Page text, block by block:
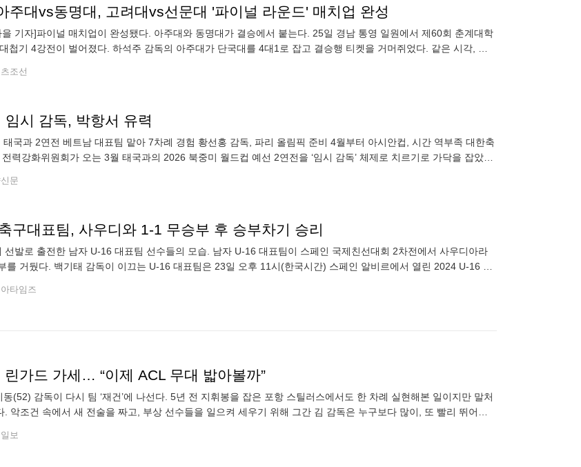
주대vs동명대, 고려대vs선문대 '파이널 라운드' 매치업 완성
기자]파이널 매치업이 완성됐다. 아주대와 동명대가 결승에서 붙는다. 25일 경남 통영 일원에서 제60회 춘계대학
첩기 4강전이 벌어졌다. 하석주 감독의 아주대가 단국대를 4대1로 잡고 결승행 티켓을 거머쥐었다. 같은 시각, 동
조선
임시 감독, 박항서 유력
국과 2연전 베트남 대표팀 맡아 7차례 경험 황선홍 감독, 파리 올림픽 준비 4월부터 아시안컵, 시간 역부족 대한축
력강화위원회가 오는 3월 태국과의 2026 북중미 월드컵 예선 2연전을 ‘임시 감독’ 체제로 치르기로 가닥을 잡았다.
문
구대표팀, 사우디와 1-1 무승부 후 승부차기 승리
선발로 출전한 남자 U-16 대표팀 선수들의 모습. 남자 U-16 대표팀이 스페인 국제친선대회 2차전에서 사우디아라
를 거뒀다. 백기태 감독이 이끄는 U-16 대표팀은 23일 오후 11시(한국시간) 스페인 알비르에서 열린 2024 U-16 풋
타임즈
린가드 가세… “이제 ACL 무대 밟아볼까”
동(52) 감독이 다시 팀 ‘재건’에 나선다. 5년 전 지휘봉을 잡은 포항 스틸러스에서도 한 차례 실현해본 일이지만 말처
. 악조건 속에서 새 전술을 짜고, 부상 선수들을 일으켜 세우기 위해 그간 김 감독은 누구보다 많이, 또 빨리 뛰어야
보